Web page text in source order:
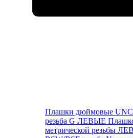
Плашки дюймовые
резьба G ЛЕВЫЕ
метрической резьбы